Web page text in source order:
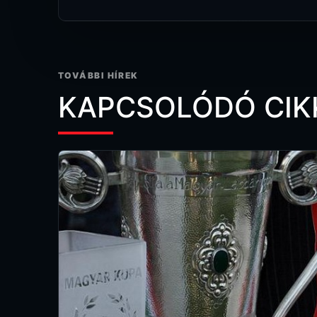
TOVÁBBI HÍREK
KAPCSOLÓDÓ